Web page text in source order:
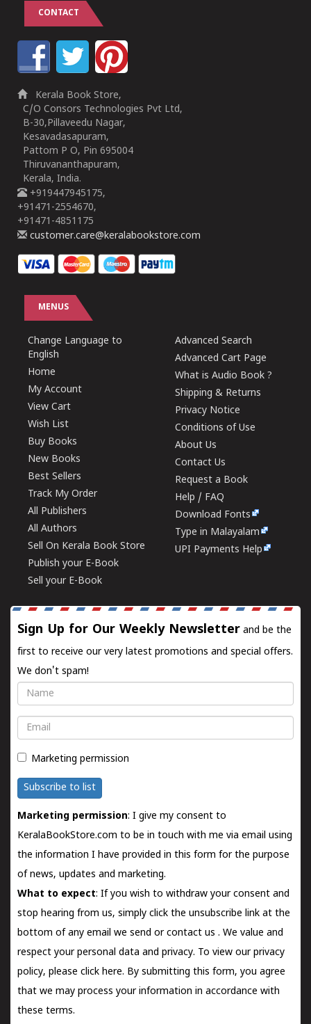
CONTACT
Kerala Book Store,
C/O Consors Technologies Pvt Ltd,
B-30,Pillaveedu Nagar,
Kesavadasapuram,
Pattom P O, Pin 695004
Thiruvananthapuram,
Kerala, India.
+919447945175,
+91471-2554670,
+91471-4851175
customer.care@keralabookstore.com
MENUS
Change Language to
English
Home
My Account
View Cart
Wish List
Buy Books
New Books
Best Sellers
Track My Order
All Publishers
All Authors
Sell On Kerala Book Store
Publish your E-Book
Sell your E-Book
Advanced Search
Advanced Cart Page
What is Audio Book ?
Shipping & Returns
Privacy Notice
Conditions of Use
About Us
Contact Us
Request a Book
Help / FAQ
Download Fonts
Type in Malayalam
UPI Payments Help
Sign Up for Our Weekly Newsletter and be the
first to receive our very latest promotions and special offers.
We don't spam!
Name
Email
Marketing permission
Subscribe to list
Marketing permission: I give my consent to
KeralaBookStore.com to be in touch with me via email using
the information I have provided in this form for the purpose
of news, updates and marketing.
What to expect: If you wish to withdraw your consent and
stop hearing from us, simply click the unsubscribe link at the
bottom of any email we send orcontact us . We value and
respect your personal data and privacy. To view our privacy
policy, please click here. By submitting this form, you agree
that we may process your information in accordance with
these terms.